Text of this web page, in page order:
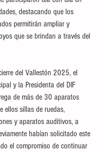
destacando que los
permitirán ampliar y
que se brindan a través del
del Vallestón 2025, el
y la Presidenta del DIF
de más de 30 aparatos
ellos sillas de ruedas,
y aparatos auditivos, a
habían solicitado este
el compromiso de continuar